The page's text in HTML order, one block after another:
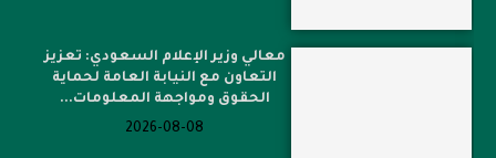
معالي وزير الإعلام السعودي: تعزيز
التعاون مع النيابة العامة لحماية
الحقوق ومواجهة المعلومات...
2026-08-08